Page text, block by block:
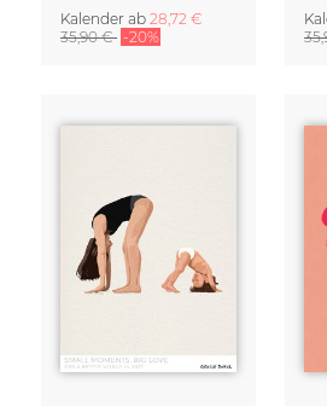
Kalender ab 28,72 €
35,90 € -20%